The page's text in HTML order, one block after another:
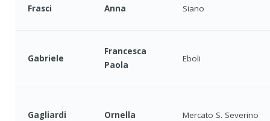
Frasci Anna Siano
Gabriele
Francesca
Paola
Eboli
Gagliardi Ornella Mercato S. Severino